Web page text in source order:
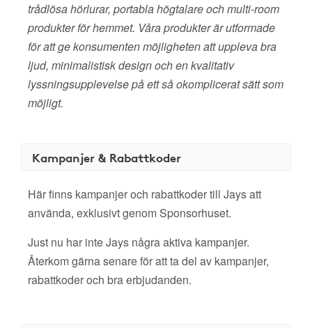
trådlösa hörlurar, portabla högtalare och multi-room
produkter för hemmet. Våra produkter är utformade
för att ge konsumenten möjligheten att uppleva bra
ljud, minimalistisk design och en kvalitativ
lyssningsupplevelse på ett så okomplicerat sätt som
möjligt.
Kampanjer & Rabattkoder
Här finns kampanjer och rabattkoder till Jays att
använda, exklusivt genom Sponsorhuset.
Just nu har inte Jays några aktiva kampanjer.
Återkom gärna senare för att ta del av kampanjer,
rabattkoder och bra erbjudanden.